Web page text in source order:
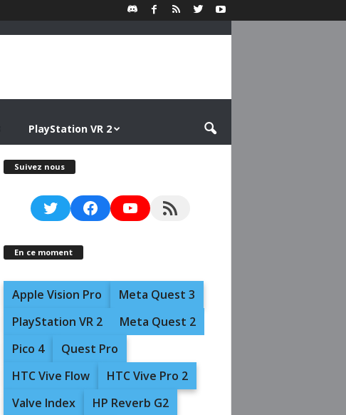
PlayStation VR 2
Suivez nous
TwitterFacebookYouTubeRSS Feed
En ce moment
Apple Vision Pro
Meta Quest 3
PlayStation VR 2
Meta Quest 2
Pico 4
Quest Pro
HTC Vive Flow
HTC Vive Pro 2
Valve Index
HP Reverb G2